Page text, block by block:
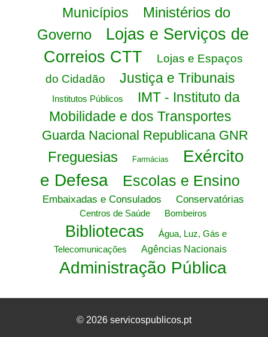
Municípios
Ministérios do
Governo
Lojas e Serviços de
Correios CTT
Lojas e Espaços
do Cidadão
Justiça e Tribunais
Institutos Públicos
IMT - Instituto da
Mobilidade e dos Transportes
Guarda Nacional Republicana GNR
Freguesias Farmácias
Exército
e Defesa
Escolas e Ensino
Embaixadas e Consulados Conservatórias
Centros de Saúde Bombeiros
Bibliotecas
Água, Luz, Gás e
Telecomunicações
Agências Nacionais
Administração Pública
© 2026 servicospublicos.pt